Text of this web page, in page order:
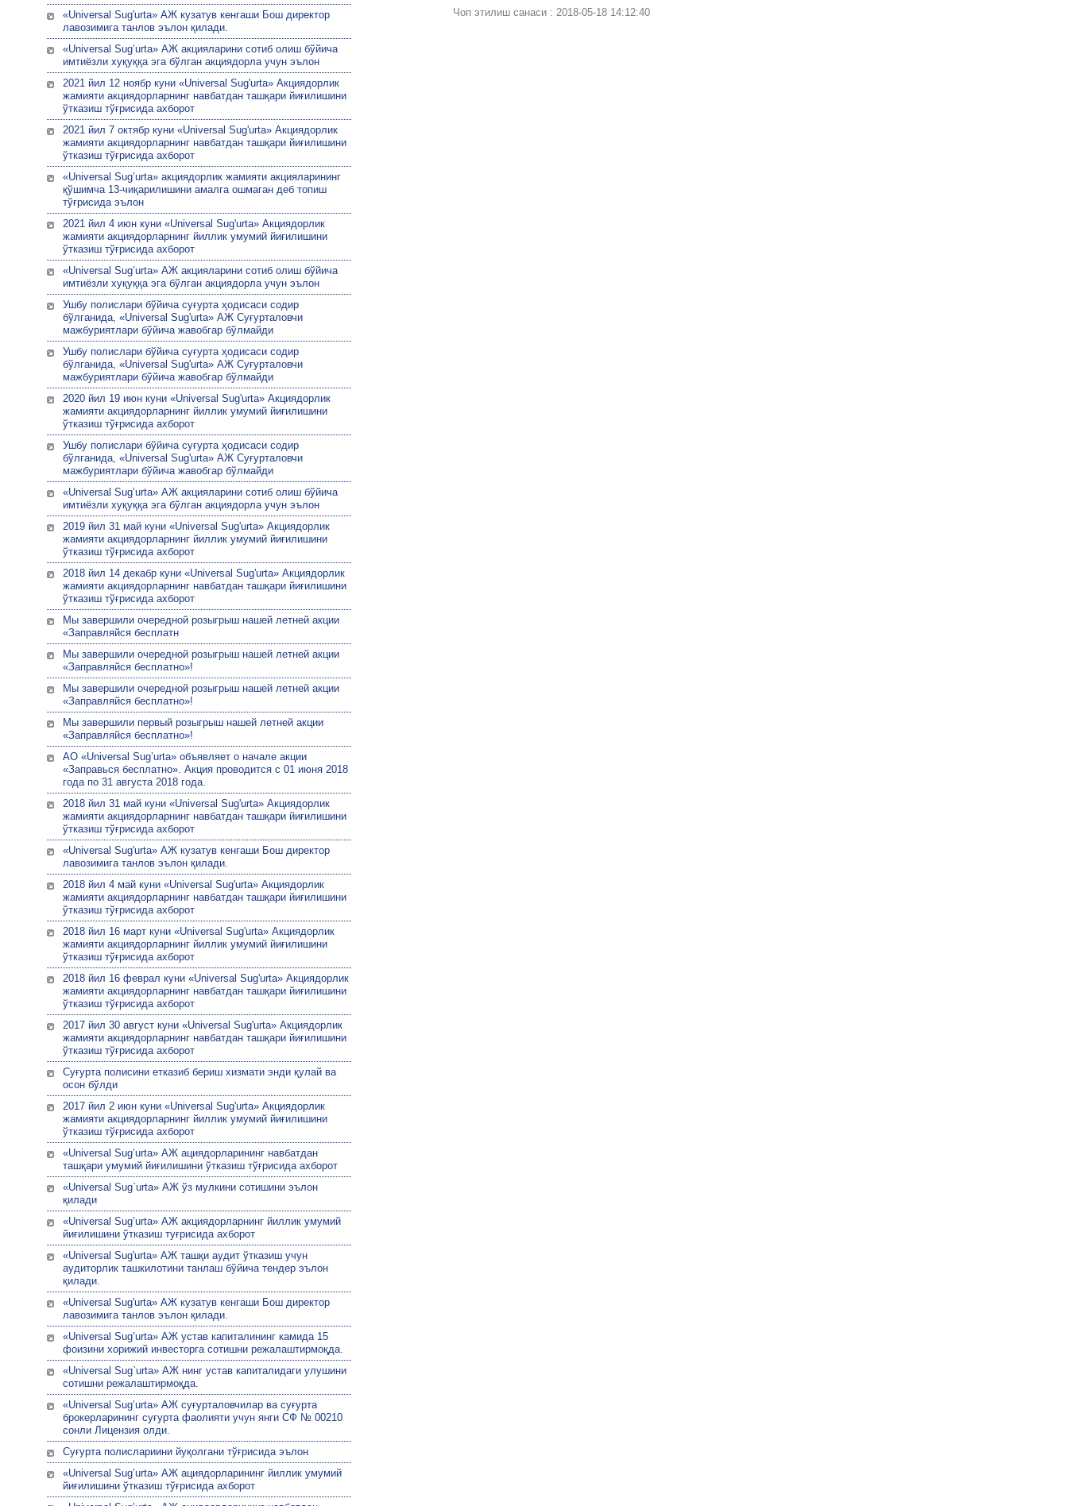
«Universal Sug'urta» АЖ кузатув кенгаши Бош директор
лавозимига танлов эълон қилади.
«Universal Sug’urta» АЖ акцияларини сотиб олиш бўйича
имтиёзли хуқуққа эга бўлган акциядорла учун эълон
2021 йил 12 ноябр куни «Universal Sug'urta» Акциядорлик
жамияти акциядорларнинг навбатдан ташқари йиғилишини
ўтказиш тўғрисида ахборот
2021 йил 7 октябр куни «Universal Sug'urta» Акциядорлик
жамияти акциядорларнинг навбатдан ташқари йиғилишини
ўтказиш тўғрисида ахборот
«Universal Sug’urta» акциядорлик жамияти акцияларининг
қўшимча 13-чиқарилишини амалга ошмаган деб топиш
тўғрисида эълон
2021 йил 4 июн куни «Universal Sug'urta» Акциядорлик
жамияти акциядорларнинг йиллик умумий йиғилишини
ўтказиш тўғрисида ахборот
«Universal Sug’urta» АЖ акцияларини сотиб олиш бўйича
имтиёзли хуқуққа эга бўлган акциядорла учун эълон
Ушбу полислари бўйича суғурта ҳодисаси содир
бўлганида, «Universal Sug'urta» АЖ Суғурталовчи
мажбуриятлари бўйича жавобгар бўлмайди
Ушбу полислари бўйича суғурта ҳодисаси содир
бўлганида, «Universal Sug'urta» АЖ Суғурталовчи
мажбуриятлари бўйича жавобгар бўлмайди
2020 йил 19 июн куни «Universal Sug'urta» Акциядорлик
жамияти акциядорларнинг йиллик умумий йиғилишини
ўтказиш тўғрисида ахборот
Ушбу полислари бўйича суғурта ҳодисаси содир
бўлганида, «Universal Sug'urta» АЖ Суғурталовчи
мажбуриятлари бўйича жавобгар бўлмайди
«Universal Sug’urta» АЖ акцияларини сотиб олиш бўйича
имтиёзли хуқуққа эга бўлган акциядорла учун эълон
2019 йил 31 май куни «Universal Sug'urta» Акциядорлик
жамияти акциядорларнинг йиллик умумий йиғилишини
ўтказиш тўғрисида ахборот
2018 йил 14 декабр куни «Universal Sug'urta» Акциядорлик
жамияти акциядорларнинг навбатдан ташқари йиғилишини
ўтказиш тўғрисида ахборот
Мы завершили очередной розыгрыш нашей летней акции
«Заправляйся бесплатн
Мы завершили очередной розыгрыш нашей летней акции
«Заправляйся бесплатно»!
Мы завершили очередной розыгрыш нашей летней акции
«Заправляйся бесплатно»!
Мы завершили первый розыгрыш нашей летней акции
«Заправляйся бесплатно»!
АО «Universal Sug’urta» объявляет о начале акции
«Заправься бесплатно». Акция проводится с 01 июня 2018
года по 31 августа 2018 года.
2018 йил 31 май куни «Universal Sug'urta» Акциядорлик
жамияти акциядорларнинг навбатдан ташқари йиғилишини
ўтказиш тўғрисида ахборот
«Universal Sug'urta» АЖ кузатув кенгаши Бош директор
лавозимига танлов эълон қилади.
2018 йил 4 май куни «Universal Sug'urta» Акциядорлик
жамияти акциядорларнинг навбатдан ташқари йиғилишини
ўтказиш тўғрисида ахборот
2018 йил 16 март куни «Universal Sug'urta» Акциядорлик
жамияти акциядорларнинг йиллик умумий йиғилишини
ўтказиш тўғрисида ахборот
2018 йил 16 феврал куни «Universal Sug'urta» Акциядорлик
жамияти акциядорларнинг навбатдан ташқари йиғилишини
ўтказиш тўғрисида ахборот
2017 йил 30 август куни «Universal Sug'urta» Акциядорлик
жамияти акциядорларнинг навбатдан ташқари йиғилишини
ўтказиш тўғрисида ахборот
Суғурта полисини етказиб бериш хизмати энди қулай ва
осон бўлди
2017 йил 2 июн куни «Universal Sug'urta» Акциядорлик
жамияти акциядорларнинг йиллик умумий йиғилишини
ўтказиш тўғрисида ахборот
«Universal Sug’urta» АЖ ациядорларининг навбатдан
ташқари умумий йиғилишини ўтказиш тўғрисида ахборот
«Universal Sug`urta» АЖ ўз мулкини сотишини эълон
қилади
«Universal Sug’urta» АЖ акциядорларнинг йиллик умумий
йиғилишини ўтказиш туғрисида ахборот
«Universal Sug'urta» АЖ ташқи аудит ўтказиш учун
аудиторлик ташкилотини танлаш бўйича тендер эълон
қилади.
«Universal Sug'urta» АЖ кузатув кенгаши Бош директор
лавозимига танлов эълон қилади.
«Universal Sug’urta» АЖ устав капиталининг камида 15
фоизини хорижий инвесторга сотишни режалаштирмоқда.
«Universal Sug`urta» АЖ нинг устав капиталидаги улушини
сотишни режалаштирмоқда.
«Univеrsal Sug’urta» АЖ суғурталовчилар ва суғурта
брокерларининг суғурта фаолияти учун янги СФ № 00210
сонли Лицензия олди.
Суғурта полислариини йуқолгани тўғрисида эълон
«Universal Sug’urta» АЖ ациядорларининг йиллик умумий
йиғилишини ўтказиш тўғрисида ахборот
Чоп этилиш санаси : 2018-05-18 14:12:40